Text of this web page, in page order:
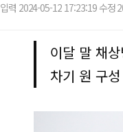
입력 2024-05-12 17:23:19 수정
이달 말 채
차기 원 구